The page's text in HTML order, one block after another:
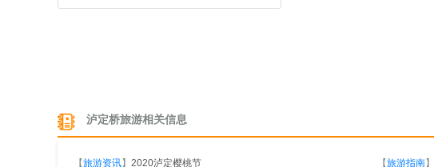
泸定桥旅游相关信息
【旅游资讯】 2020泸定樱桃节 【旅游指南】